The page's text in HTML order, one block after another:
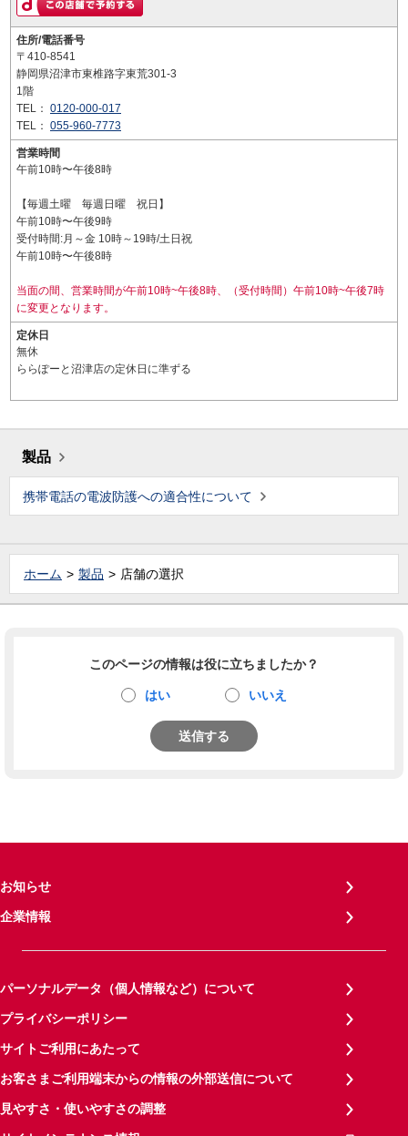
住所/電話番号
〒410-8541
静岡県沼津市東椎路字東荒301-3
1階
TEL： 0120-000-017
TEL： 055-960-7773
営業時間
午前10時〜午後8時
【毎週土曜 毎週日曜 祝日】
午前10時〜午後9時
受付時間:月～金 10時～19時/土日祝
午前10時〜午後8時
当面の間、営業時間が午前10時~午後8時、（受付時間）午前10時~午後7時
に変更となります。
定休日
無休
ららぽーと沼津店の定休日に準ずる
製品
携帯電話の電波防護への適合性について
ホーム 製品 店舗の選択
このページの情報は役に立ちましたか？
はい いいえ
送信する
お知らせ
企業情報
パーソナルデータ（個人情報など）について
プライバシーポリシー
サイトご利用にあたって
お客さまご利用端末からの情報の外部送信について
見やすさ・使いやすさの調整